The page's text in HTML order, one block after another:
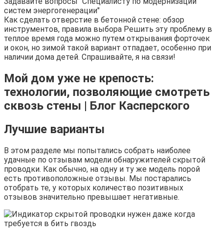
систем энергогенерации"
Как сделать отверстие в бетонной стене: обзор
инструментов, правила выбора Решить эту проблему в
теплое время года можно путем открывания форточек
и окон, но зимой такой вариант отпадает, особенно при
наличии дома детей. Спрашивайте, я на связи!
Мой дом уже не крепость:
технологии, позволяющие смотреть
сквозь стены | Блог Касперского
Лучшие варианты
В этом разделе мы попытались собрать наиболее
удачные по отзывам модели обнаружителей скрытой
проводки. Как обычно, на одну и ту же модель порой
есть противоположные отзывы. Мы постарались
отобрать те, у которых количество позитивных
отзывов значительно превышает негативные.